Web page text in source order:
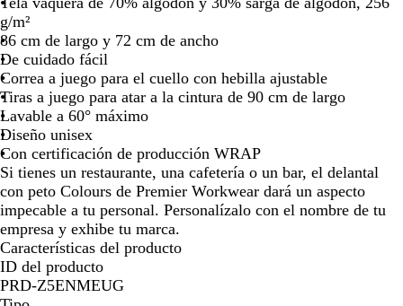
b
o
t
e
l
l
a
e
d
i
o
a
l
a
r
o
a
q
u
e
r
a
g
r
i
s
l
l
o
g
i
r
a
s
o
l
a
l
s
a
a
r
i
n
o
l
i
m
a
a
q
u
e
r
a
n
e
g
r
a
c
h
o
a
t
o
c
i
a
n
o
j
a
z
a
n
K
e
l
l
y
l
l
o
l
i
m
ó
n
e
s
a
l
é
c
t
r
i
c
o
a
q
u
e
r
a
a
z
u
l
o
a
s
i
s
o
n
l
e
c
h
e
c
o
t
a
e
a
l
o
o
a
l
a
l
d
a
n
e
a
l
o
s
á
u
t
i
c
o
t
a
a
q
u
e
r
a
a
ñ
i
l
a
c
e
i
t
u
n
a
o
a
z
u
l
a
d
o
a
d
o
s
c
u
r
o
u
e
s
a
ñ
o
a
t
a
i
n
t
e
n
s
o
a
r
i
n
a
d
a
l
l
o
j
e
n
a
m
a
n
z
a
n
a
g/m²
86 cm de largo y 72 cm de ancho
De cuidado fácil
Correa a juego para el cuello con hebilla ajustable
Tiras a juego para atar a la cintura de 90 cm de largo
Lavable a 60° máximo
Diseño unisex
Con certificación de producción WRAP
Si tienes un restaurante, una cafetería o un bar, el delantal
con peto Colours de Premier Workwear dará un aspecto
impecable a tu personal. Personalízalo con el nombre de tu
empresa y exhibe tu marca.
Características del producto
ID del producto
PRD-Z5ENMEUG